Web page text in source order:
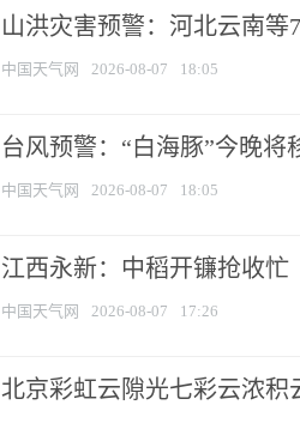
山洪灾害预警：河北云南
中国天气网 2026-08-07 18:05
台风预警：“白海豚”今晚将
中国天气网 2026-08-07 18:05
江西永新：中稻开镰抢收忙
中国天气网 2026-08-07 17:26
北京彩虹云隙光七彩云浓积